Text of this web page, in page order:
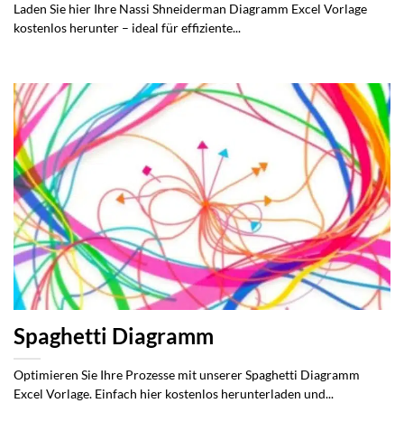
Laden Sie hier Ihre Nassi Shneiderman Diagramm Excel Vorlage
kostenlos herunter – ideal für effiziente...
Spaghetti Diagramm
Optimieren Sie Ihre Prozesse mit unserer Spaghetti Diagramm
Excel Vorlage. Einfach hier kostenlos herunterladen und...